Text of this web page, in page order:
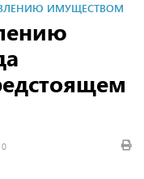
ИМУЩЕСТВОМ
0